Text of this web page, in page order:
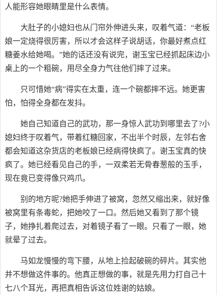
人能形容她眼睛里是什么表情。
大肚子的小媳妇也从门帘外伸进头来，叹着气道：“老板
娘一定烧得很厉害，所以才会这样子说胡话，你最好煮点红
糖姜水给她喝。”她的话还没有说完，谢玉宝已经抓起床边小
桌上的一个粗碗，用尽全身力气往他们摔了过来。
只可惜她“病”得实在太重，连一个碗都摔不远。她更害
怕，怕得全身都在发抖。
她自己知道自己的武功，那一身惊人武功到哪里去了?小
媳妇终于叹着气，带着红糖回家，不出半个时辰，左邻右舍
都会知道这杂货店的老板娘已经病得快疯了。谢玉宝真的快
疯了。她已经看见自己的手，一双柔若无骨春葱般的玉手，
现在竟已变得像只鸡爪。
别的地方呢?她把手伸进了被窝，忽然又缩出来，就好像
被窝里有条毒蛇，把她咬了一口。然后她又看到了那个镜
子，她挣扎着爬过去，对着镜子看了一眼。只看了一眼，她
就晕了过去。
马如龙慢慢的弯下腰，从地上捡起破碗的碎片。其实他
并不想做这件事的。他真正想做的事，就是先用力打自己十
七八个耳光，再把真相告诉这位姓谢的姑娘。